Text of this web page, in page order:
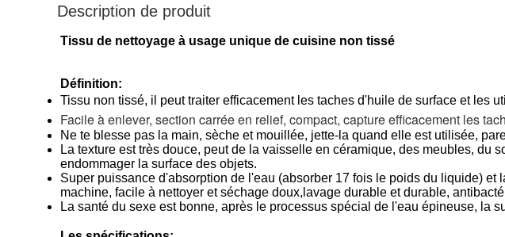
Description de produit
Tissu de nettoyage à usage unique de cuisine non tissé
Définition:
Tissu non tissé, il peut traiter efficacement les taches d'huile de surface et les
Facile à enlever, section carrée en relief, compact, capture efficacement les
Ne te blesse pas la main, sèche et mouillée, jette-la quand elle est utilisée,
La texture est très douce, peut de la vaisselle en céramique, des meubles, du
endommager la surface des objets.
Super puissance d'absorption de l'eau (absorber 17 fois le poids du liquide)
machine, facile à nettoyer et séchage doux,lavage durable et durable,
La santé du sexe est bonne, après le processus spécial de l'eau épineuse, la